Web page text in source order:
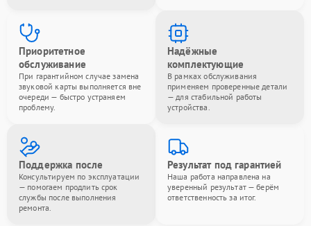
Приоритетное
обслуживание
При гарантийном случае замена
звуковой карты выполняется вне
очереди — быстро устраняем
проблему.
Надёжные
комплектующие
В рамках обслуживания
применяем проверенные детали
— для стабильной работы
устройства.
Поддержка после
Консультируем по эксплуатации
— помогаем продлить срок
службы после выполнения
ремонта.
Результат под гарантией
Наша работа направлена на
уверенный результат — берём
ответственность за итог.